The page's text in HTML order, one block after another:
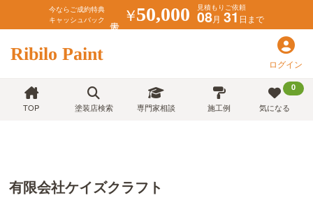
今ならご成約特典
キャッシュバック
￥50,000 見積もりご依頼
08月 31日まで
Ribilo Paint ログイン
TOP 塗装店検索 専門家相談 施工例
0
気になる
有限会社ケイズクラフト